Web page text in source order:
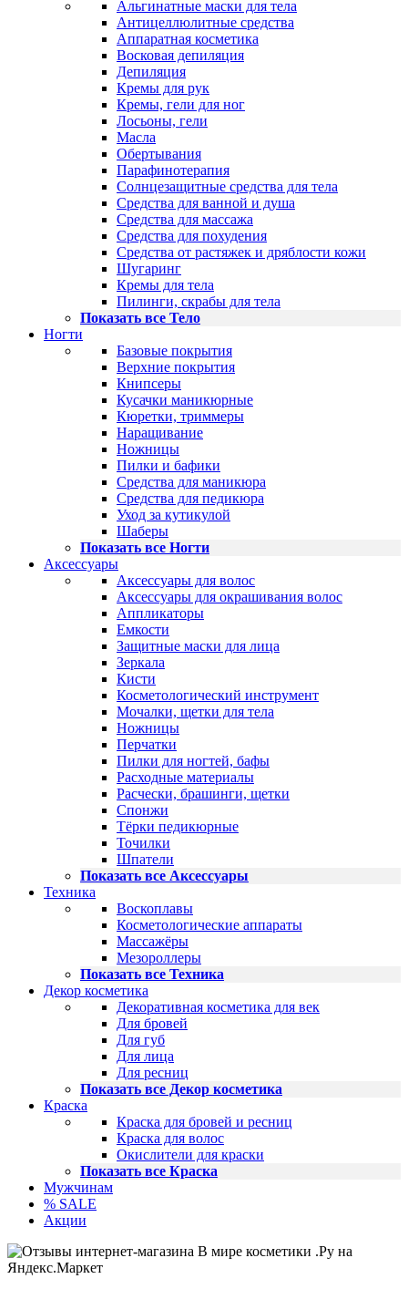
Альгинатные маски для тела
Антицеллюлитные средства
Аппаратная косметика
Восковая депиляция
Депиляция
Кремы для рук
Кремы, гели для ног
Лосьоны, гели
Масла
Обертывания
Парафинотерапия
Солнцезащитные средства для тела
Средства для ванной и душа
Средства для массажа
Средства для похудения
Средства от растяжек и дряблости кожи
Шугаринг
Кремы для тела
Пилинги, скрабы для тела
Показать все Тело
Ногти
Базовые покрытия
Верхние покрытия
Книпсеры
Кусачки маникюрные
Кюретки, триммеры
Наращивание
Ножницы
Пилки и бафики
Средства для маникюра
Средства для педикюра
Уход за кутикулой
Шаберы
Показать все Ногти
Аксессуары
Аксессуары для волос
Аксессуары для окрашивания волос
Аппликаторы
Емкости
Защитные маски для лица
Зеркала
Кисти
Косметологический инструмент
Мочалки, щетки для тела
Ножницы
Перчатки
Пилки для ногтей, бафы
Расходные материалы
Расчески, брашинги, щетки
Спонжи
Тёрки педикюрные
Точилки
Шпатели
Показать все Аксессуары
Техника
Воскоплавы
Косметологические аппараты
Массажёры
Мезороллеры
Показать все Техника
Декор косметика
Декоративная косметика для век
Для бровей
Для губ
Для лица
Для ресниц
Показать все Декор косметика
Краска
Краска для бровей и ресниц
Краска для волос
Окислители для краски
Показать все Краска
Мужчинам
% SALE
Акции